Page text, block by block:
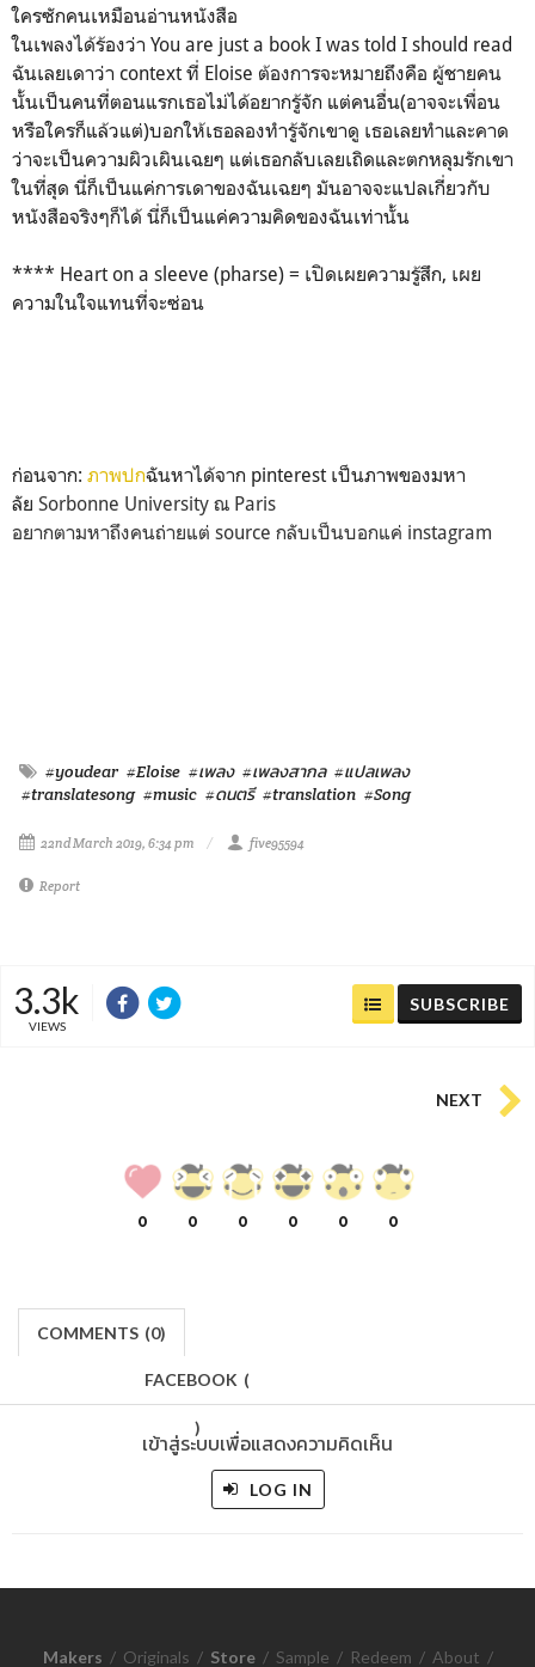
ใครซักคนเหมือนอ่านหนังสือ
ในเพลงได้ร้องว่า You are just a book I was told I should read
ฉันเลยเดาว่า context ที่ Eloise ต้องการจะหมายถึงคือ ผู้ชายคน
นั้นเป็นคนที่ตอนแรกเธอไม่ได้อยากรู้จัก แต่คนอื่น(อาจจะเพื่อน
หรือใครก็แล้วแต่)บอกให้เธอลองทำรู้จักเขาดู เธอเลยทำและคาด
ว่าจะเป็นความผิวเผินเฉยๆ แต่เธอกลับเลยเถิดและตกหลุมรักเขา
ในที่สุด นี่ก็เป็นแค่การเดาของฉันเฉยๆ มันอาจจะแปลเกี่ยวกับ
หนังสือจริงๆก็ได้ นี่ก็เป็นแค่ความคิดของฉันเท่านั้น
**** Heart on a sleeve (pharse) = เปิดเผยความรู้สึก, เผย
ความในใจแทนที่จะซ่อน
ก่อนจาก: ภาพปกฉันหาได้จาก pinterest เป็นภาพของมหา
ลัย Sorbonne University ​ณ Paris
อยากตามหาถึงคนถ่ายแต่ source กลับเป็นบอกแค่ instagram
#youdear #Eloise #เพลง #เพลงสากล #แปลเพลง
#translatesong #music #ดนตรี #translation #Song
22nd March 2019, 6:34 pm five95594
Report
3.3k
VIEWS
SUBSCRIBE
NEXT
0 0 0 0 0 0
COMMENTS (0)
FACEBOOK (
)
เข้าสู่ระบบเพื่อแสดงความคิดเห็น
LOG IN
Makers / Originals / Store / Sample / Redeem / About /